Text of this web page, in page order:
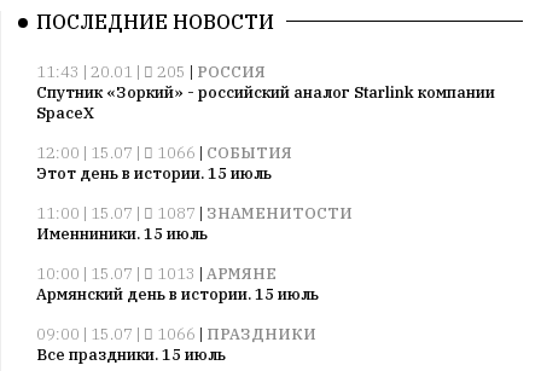
ПОСЛЕДНИЕ НОВОСТИ
11:43 | 20.01 | 205 | РОССИЯ
Спутник «Зоркий» - российский аналог Starlink компании
SpaceX
12:00 | 15.07 |
1066 | СОБЫТИЯ
Этот день в истории. 15 июль
11:00 | 15.07 |
1087 | ЗНАМЕНИТОСТИ
Именниники. 15 июль
10:00 | 15.07 |
1013 | АРМЯНЕ
Армянский день в истории. 15 июль
09:00 | 15.07 |
1066 | ПРАЗДНИКИ
Все праздники. 15 июль